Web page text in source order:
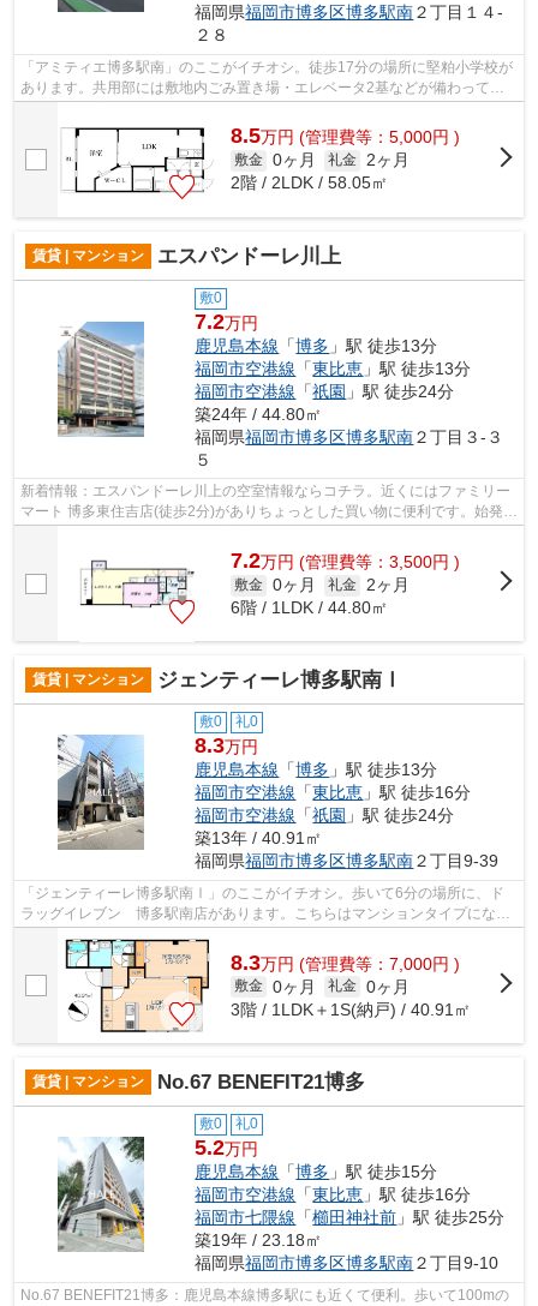
福岡県福岡市博多区博多駅南２丁目１４-
２８
「アミティエ博多駅南」のここがイチオシ。徒歩17分の場所に堅粕小学校が
あります。共用部には敷地内ごみ置き場・エレベータ2基などが備わってお
りとても充実しています。徒歩3分以内...
8.5万円 (管理費等：5,000円 )
敷金 0ヶ月 礼金 2ヶ月
2階 / 2LDK / 58.05㎡
賃貸 | マンション エスパンドーレ川上
敷0
7.2万円
鹿児島本線 「博多 」駅 徒歩13分
福岡市空港線 「東比恵 」駅 徒歩13分
福岡市空港線 「祇園 」駅 徒歩24分
築24年 / 44.80㎡
福岡県福岡市博多区博多駅南２丁目３-３
５
新着情報：エスパンドーレ川上の空室情報ならコチラ。近くにはファミリー
マート 博多東住吉店(徒歩2分)がありちょっとした買い物に便利です。始発駅
7.2万円 (管理費等：3,500円 )
敷金 0ヶ月 礼金
2ヶ月
6階 / 1LDK / 44.80㎡
賃貸 | マンション ジェンティーレ博多駅南Ⅰ
敷0 礼0
8.3万円
鹿児島本線 「博多 」駅 徒歩13分
福岡市空港線 「東比恵 」駅 徒歩16分
福岡市空港線 「祇園 」駅 徒歩24分
築13年 / 40.91㎡
福岡県福岡市博多区博多駅南２丁目9-39
「ジェンティーレ博多駅南Ⅰ」のここがイチオシ。歩いて6分の場所に、ド
ラッグイレブン 博多駅南店があります。こちらはマンションタイプになり
8.3万円 (管理費等：7,000円 )
敷金 0ヶ月 礼金 0ヶ月
3階 / 1LDK＋1S(納戸) / 40.91㎡
賃貸 | マンション No.67 BENEFIT21博多
敷0 礼0
5.2万円
鹿児島本線 「博多 」駅 徒歩15分
福岡市空港線 「東比恵 」駅 徒歩16分
福岡市七隈線 「櫛田神社前 」駅 徒歩25分
築19年 / 23.18㎡
福岡県福岡市博多区博多駅南２丁目9-10
No.67 BENEFIT21博多：鹿児島本線博多駅にも近くて便利。歩いて100mの